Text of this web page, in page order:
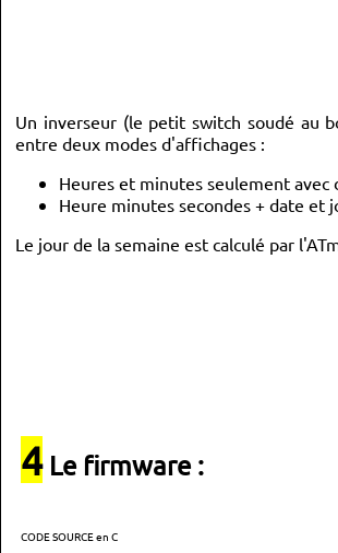
Un inverseur (le petit switch soudé au
entre deux modes d'affichages :
Heures et minutes seulement avec
Heure minutes secondes + date et
Le jour de la semaine est calculé par
4Le firmware :
CODE SOURCE en C